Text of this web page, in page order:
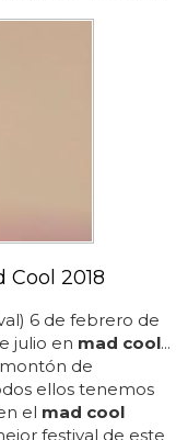
2018
6 de febrero de
julio en mad cool...
de
ellos tenemos
el mad cool
festival de este